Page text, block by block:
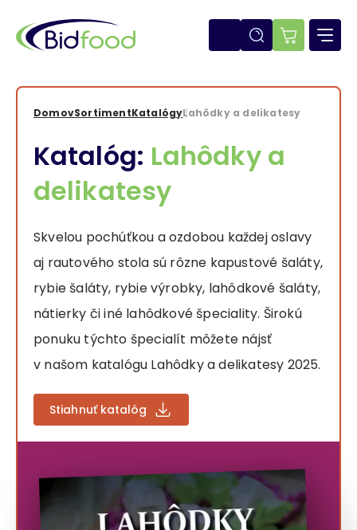
hlavný
obsah
E-
DomovSortimentKatalógyLahôdky a delikatesy
Katalóg: Lahôdky a
delikatesy
Skvelou pochúťkou a ozdobou každej oslavy
aj rautového stola sú rôzne kapustové šaláty,
rybie šaláty, rybie výrobky, lahôdkové šaláty,
nátierky či iné lahôdkové špeciality. Širokú
ponuku týchto špecialít môžete nájsť
v našom katalógu Lahôdky a delikatesy 2025.
Stiahnuť katalóg